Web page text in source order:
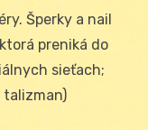
Šperky a nail
preniká do
sieťach;
talizman)